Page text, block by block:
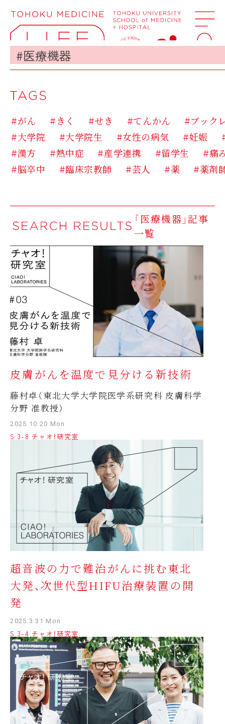
#がん #きく #せき #てんかん
#ブック
#大学院
#大学院生 #女性の病気 #妊娠
#漢方
#熱中症 #産学連携 #留学生
#痛
#脳卒中
#臨床宗教師 #芸人 #薬 #薬剤
「医療機器」記事
一覧
皮膚がんを温度で見分ける新技術
藤村卓（東北大学大学院医学系研究科 皮膚科学
分野 准教授）
2025.10.20 Mon
S 3-8 チャオ！研究室
超音波の力で難治がんに挑む東北
大発、次世代型HIFU治療装置の開
発
2025.3.31 Mon
S 3-4 チャオ！研究室